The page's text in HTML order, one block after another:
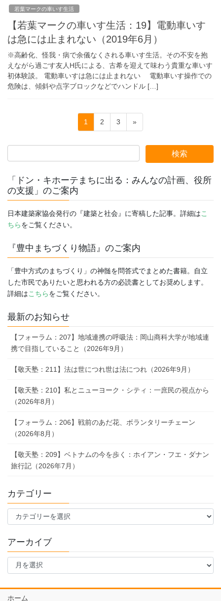
若葉マークの車いす生活
【若葉マークの車いす生活：19】電動車いす
は急には止まれない（2019年6月）
※高齢化、怪我・病で余儀なくされる車いす生活。その不安を抱
えながら過ごす友人H氏による、古希を迎えて味わう貴重な車いす
初体験談。 電動車いすは急には止まれない 電動車いす操作での
危険は、傾斜や点字ブロックなどでハンドル […]
の
ペ
ー
ジ
り
固
定
ペ
1
固
定
ペ
2
固
定
ペ
3 »
「ドン・キホーテまちに出る：みんなの計画、役所
の支援」のご案内
日本建築家協会発行の『建築と社会』に寄稿した記事。詳細はこ
ちらをご覧ください。
『豊中まちづくり物語』のご案内
「豊中方式のまちづくり」の神髄を問答式でまとめた書籍。自立
した市民でありたいと思われる方の必読書としてお奨めします。
詳細はこちらをご覧ください。
最新のお知らせ
【フォーラム：207】地域連携の呼吸法：岡山商科大学が地域連
携で目指していること（2026年9月）
【敬天塾：211】法は世につれ世は法につれ（2026年9月）
【敬天塾：210】私とニューヨーク・シティ：一庶民の視点から
（2026年8月）
【フォーラム：206】戦前のあだ花、ボランタリーチェーン
（2026年8月）
【敬天塾：209】ベトナムの今を歩く：ホイアン・フエ・ダナン
旅行記（2026年7月）
カテゴリー
テ
リ
ー
アーカイブ
ア
イ
ブ
ホーム